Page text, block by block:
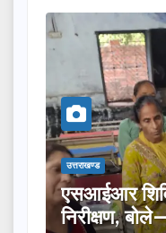
डीएम ने किया
पात्र मतदाता सूची